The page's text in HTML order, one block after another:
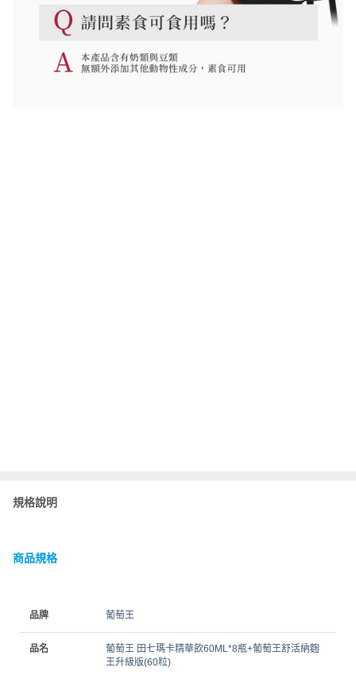
規格說明
商品規格
品牌 葡萄王
品名
葡萄王 田七瑪卡精華飲60ML*8瓶+葡萄王舒活納麴
王升級版(60粒)